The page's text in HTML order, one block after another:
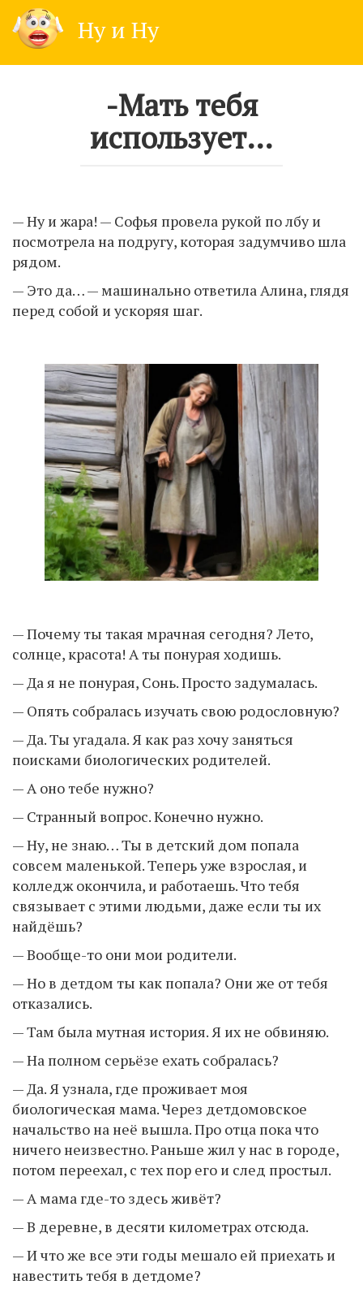
content
Ну и Ну
-Мать тебя
использует…
— Ну и жара! — Софья провела рукой по лбу и
посмотрела на подругу, которая задумчиво шла
рядом.
— Это да… — машинально ответила Алина, глядя
перед собой и ускоряя шаг.
— Почему ты такая мрачная сегодня? Лето,
солнце, красота! А ты понурая ходишь.
— Да я не понурая, Сонь. Просто задумалась.
— Опять собралась изучать свою родословную?
— Да. Ты угадала. Я как раз хочу заняться
поисками биологических родителей.
— А оно тебе нужно?
— Странный вопрос. Конечно нужно.
— Ну, не знаю… Ты в детский дом попала
совсем маленькой. Теперь уже взрослая, и
колледж окончила, и работаешь. Что тебя
связывает с этими людьми, даже если ты их
найдёшь?
— Вообще-то они мои родители.
— Но в детдом ты как попала? Они же от тебя
отказались.
— Там была мутная история. Я их не обвиняю.
— На полном серьёзе ехать собралась?
— Да. Я узнала, где проживает моя
биологическая мама. Через детдомовское
начальство на неё вышла. Про отца пока что
ничего неизвестно. Раньше жил у нас в городе,
потом переехал, с тех пор его и след простыл.
— А мама где-то здесь живёт?
— В деревне, в десяти километрах отсюда.
— И что же все эти годы мешало ей приехать и
навестить тебя в детдоме?